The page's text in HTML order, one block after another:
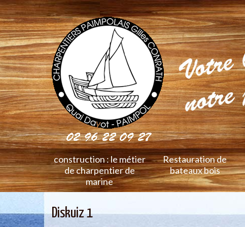
construction : le métier
de charpentier de
marine
Restauration de
bateaux bois
Diskuiz 1